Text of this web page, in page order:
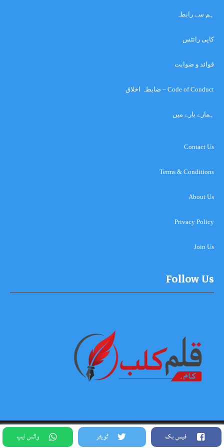
فیس بک ٹویٹر واٹس ایپ
ہم سے رابطہ
کاپی رائٹس
قوائد و ضوابت
Code of Conduct – ضابطہ اخلاق
ہمارے بارے میں
Contact Us
Terms & Conditions
About Us
Privacy Policy
Join Us
Follow Us
Copyright © 2026-2027, Qalam Club All Rights Reserved. Theme
Designed By Siddique Meo #03334456813